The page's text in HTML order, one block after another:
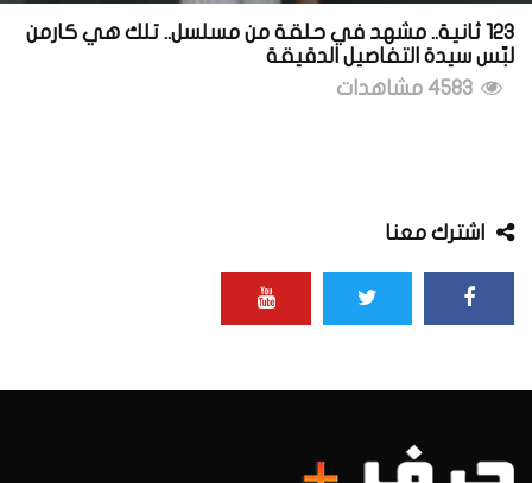
123 ثانية.. مشهد في حلقة من مسلسل.. تلك هي كارمن
لبّس سيدة التفاصيل الدقيقة
اشترك معنا